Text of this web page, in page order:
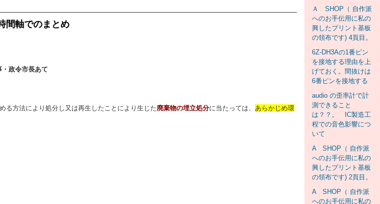
軸でのまとめ
政令市長あて
方法により処分し又は再生したことにより生じた廃棄物の埋立処分に当たっては、 あらかじめ環
Ａ SHOP（ 自作派
へのお手伝用に私の
興したプリント基板
の領布です) 4頁目。
6Z-DH3Aの1番ピン
を接地する理由を上
げておく。間抜けは
6番ピンを接地する
audio の歪率計で計
測できること
は？？。 IC製造工
程での音色影響につ
いて
A SHOP（ 自作派
へのお手伝用に私の
興したプリント基板
の領布です) 2頁目。
A SHOP（ 自作派
へのお手伝用に私の